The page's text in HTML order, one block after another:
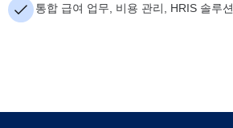
통합 급여 업무, 비용 관리, HRIS 솔루션